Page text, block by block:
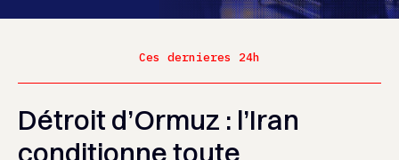
Ces dernieres 24h
Détroit d’Ormuz : l’Iran
conditionne toute